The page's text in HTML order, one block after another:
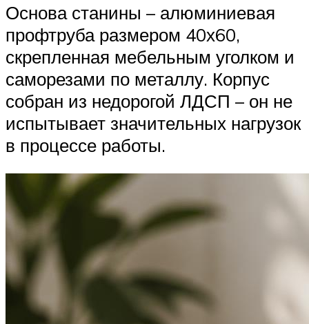
Основа станины – алюминиевая
профтруба размером 40х60,
скрепленная мебельным уголком и
саморезами по металлу. Корпус
собран из недорогой ЛДСП – он не
испытывает значительных нагрузок
в процессе работы.